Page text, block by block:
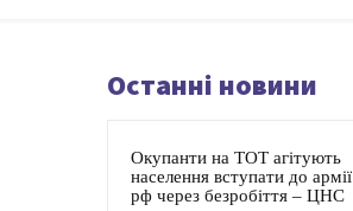
Останні новини
Окупанти на ТОТ агітують
населення вступати до армії
рф через безробіття – ЦНС